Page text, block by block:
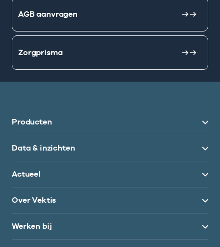
AGB aanvragen
Zorgprisma
Producten
Data & inzichten
Actueel
Over Vektis
Werken bij